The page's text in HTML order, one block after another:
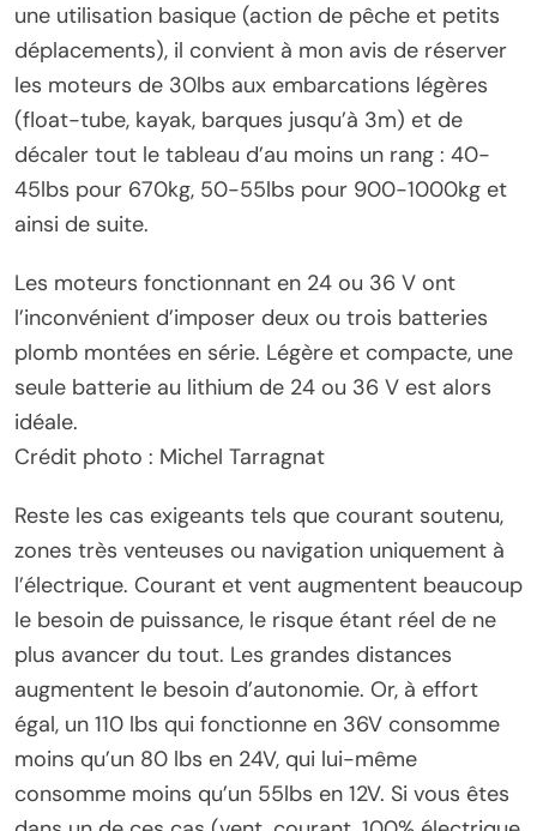
une utilisation basique (action de pêche et petits
déplacements), il convient à mon avis de réserver
les moteurs de 30lbs aux embarcations légères
(float-tube, kayak, barques jusqu’à 3m) et de
décaler tout le tableau d’au moins un rang : 40-
45lbs pour 670kg, 50-55lbs pour 900-1000kg et
ainsi de suite.
Les moteurs fonctionnant en 24 ou 36 V ont
l’inconvénient d’imposer deux ou trois batteries
plomb montées en série. Légère et compacte, une
seule batterie au lithium de 24 ou 36 V est alors
idéale.
Crédit photo : Michel Tarragnat
Reste les cas exigeants tels que courant soutenu,
zones très venteuses ou navigation uniquement à
l’électrique. Courant et vent augmentent beaucoup
le besoin de puissance, le risque étant réel de ne
plus avancer du tout. Les grandes distances
augmentent le besoin d’autonomie. Or, à effort
égal, un 110 lbs qui fonctionne en 36V consomme
moins qu’un 80 lbs en 24V, qui lui-même
consomme moins qu’un 55lbs en 12V. Si vous êtes